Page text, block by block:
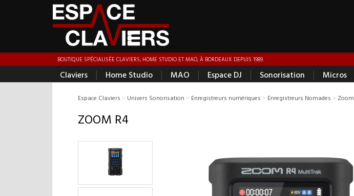
BOUTIQUE SPÉCIALISÉE CLAVIERS, HOME STUDIO ET MAO, À BORDEAUX DEPUIS 1989.
Claviers | Home Studio | MAO | Espace DJ | Sonorisation | Micros
Espace Claviers > Univers Sonorisation > Enregistreurs numériques > Enregistreurs Nomades > Zoom
ZOOM R4